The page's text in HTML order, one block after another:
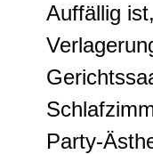
Auffällig
Party-